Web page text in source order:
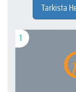
Tarkista
1